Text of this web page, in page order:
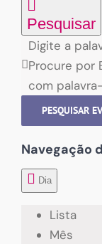
Pesquisar
Digite a
Procure por
com
PESQUISAR
Navegação
Dia
Lista
Mês